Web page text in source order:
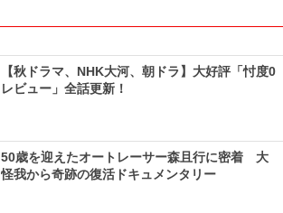
【秋ドラマ、NHK大河、朝ドラ】大好評「忖度0
レビュー」全話更新！
50歳を迎えたオートレーサー森且行に密着 大
怪我から奇跡の復活ドキュメンタリー